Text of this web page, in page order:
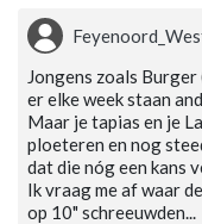
Jongens zoals
er elke week staan
Maar je tapias en je
ploeteren en nog
dat die nóg een kans
Ik vraag me af waar
op 10" schreeuwden...